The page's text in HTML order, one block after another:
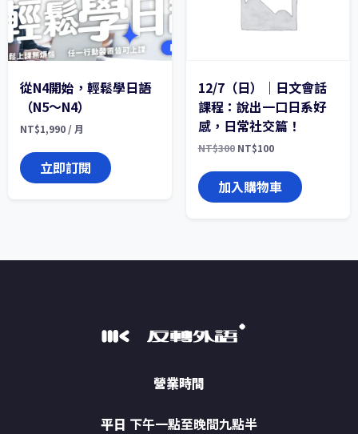
從N4開始，輕鬆學日語
（N5～N4）
NT$1,990 / 月
立即訂閱
12/7（日）｜日文會話
課程：說出一口日系好
感，日常社交篇！
NT$300 原
價
格：
NT$300。
NT$100目
價
格：
NT$100。
加入購物車
營業時間
平日 下午一點至晚間九點半